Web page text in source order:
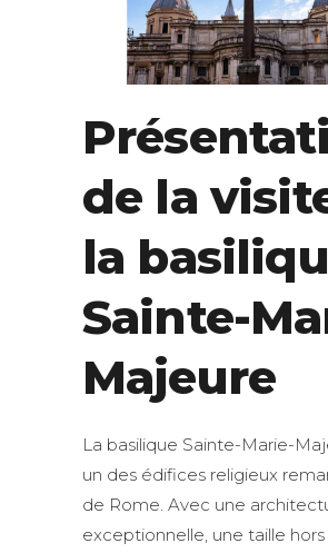
de la
la
Sainte-
Majeure
La basilique Sainte-Marie-
un des édifices religieux
de Rome. Avec une
exceptionnelle, une taille